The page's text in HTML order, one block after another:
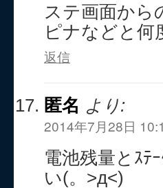
ステ画面から
ピナなどと何
返信
匿名 より:
2014年7月28日
電池残量とｽﾃ
い(。>д<)